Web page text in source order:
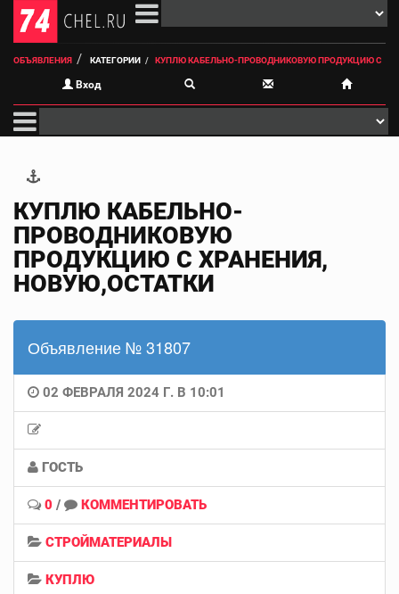
ОБЪЯВЛЕНИЯ КАТЕГОРИИ КУПЛЮ КАБЕЛЬНО-ПРОВОДНИКОВУЮ ПРОДУКЦИЮ С
Вход
КУПЛЮ КАБЕЛЬНО-
ПРОВОДНИКОВУЮ
ПРОДУКЦИЮ С ХРАНЕНИЯ,
НОВУЮ,ОСТАТКИ
Объявление № 31807
02 ФЕВРАЛЯ 2024 Г. В 10:01
ГОСТЬ
0 / КОММЕНТИРОВАТЬ
СТРОЙМАТЕРИАЛЫ
КУПЛЮ